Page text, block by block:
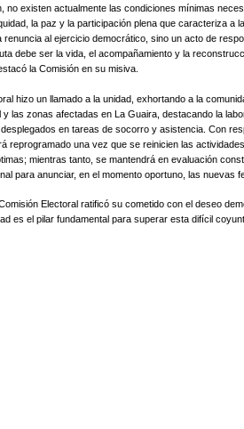
no existen actualmente las condiciones mínimas
la paz y la participación plena que caracteriza a
renuncia al ejercicio democrático, sino un acto de
debe ser la vida, el acompañamiento y la
la Comisión en su misiva.​
hizo un llamado a la unidad, exhortando a la
y las zonas afectadas en La Guaira, destacando la
en tareas de socorro y asistencia. Con
reprogramado una vez que se reinicien las
mientras tanto, se mantendrá en evaluación
para anunciar, en el momento oportuno, las nuevas
Electoral ratificó su cometido con el deseo
es el pilar fundamental para superar esta difícil